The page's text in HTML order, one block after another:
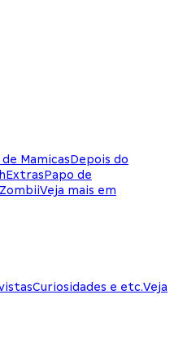
MamicasDepois do
ExtrasPapo de
Veja mais em
Curiosidades e etc.Veja